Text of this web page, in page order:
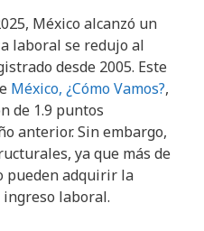
México alcanzó un
laboral se redujo al
desde 2005. Este
México, ¿Cómo Vamos?,
de 1.9 puntos
anterior. Sin embargo,
ya que más de
pueden adquirir la
laboral.